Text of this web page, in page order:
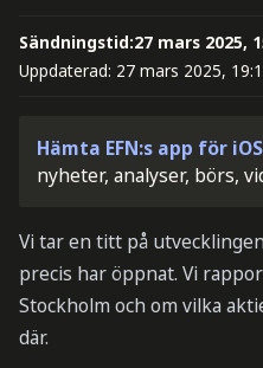
Sändningstid:27 mars 2025,
Uppdaterad: 27 mars 2025,
Hämta EFN:s app för
nyheter, analyser, börs,
Vi tar en titt på
precis har öppnat. Vi
Stockholm och om vilka
där.